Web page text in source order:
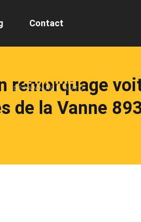
24/7 ML
DÉPANNAGE AUTO
Contact
remorquage
de la Vanne